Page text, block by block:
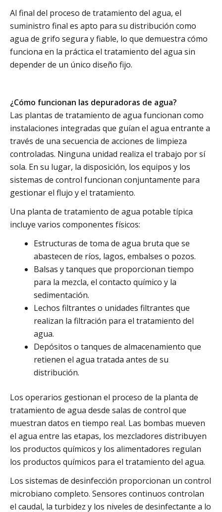
Al final del proceso de tratamiento del agua, el
suministro final es apto para su distribución como
agua de grifo segura y fiable, lo que demuestra cómo
funciona en la práctica el tratamiento del agua sin
depender de un único diseño fijo.
¿Cómo funcionan las depuradoras de agua?
Las plantas de tratamiento de agua funcionan como
instalaciones integradas que guían el agua entrante a
través de una secuencia de acciones de limpieza
controladas. Ninguna unidad realiza el trabajo por sí
sola. En su lugar, la disposición, los equipos y los
sistemas de control funcionan conjuntamente para
gestionar el flujo y el tratamiento.
Una planta de tratamiento de agua potable típica
incluye varios componentes físicos:
Estructuras de toma de agua bruta que se
abastecen de ríos, lagos, embalses o pozos.
Balsas y tanques que proporcionan tiempo
para la mezcla, el contacto químico y la
sedimentación.
Lechos filtrantes o unidades filtrantes que
realizan la filtración para el tratamiento del
agua.
Depósitos o tanques de almacenamiento que
retienen el agua tratada antes de su
distribución.
Los operarios gestionan el proceso de la planta de
tratamiento de agua desde salas de control que
muestran datos en tiempo real. Las bombas mueven
el agua entre las etapas, los mezcladores distribuyen
los productos químicos y los alimentadores regulan
los productos químicos para el tratamiento del agua.
Los sistemas de desinfección proporcionan un control
microbiano completo. Sensores continuos controlan
el caudal, la turbidez y los niveles de desinfectante a lo